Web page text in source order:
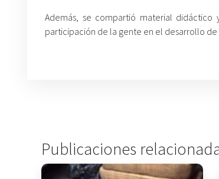
Además, se compartió material
participación de la gente en el desarrollo
Publicaciones